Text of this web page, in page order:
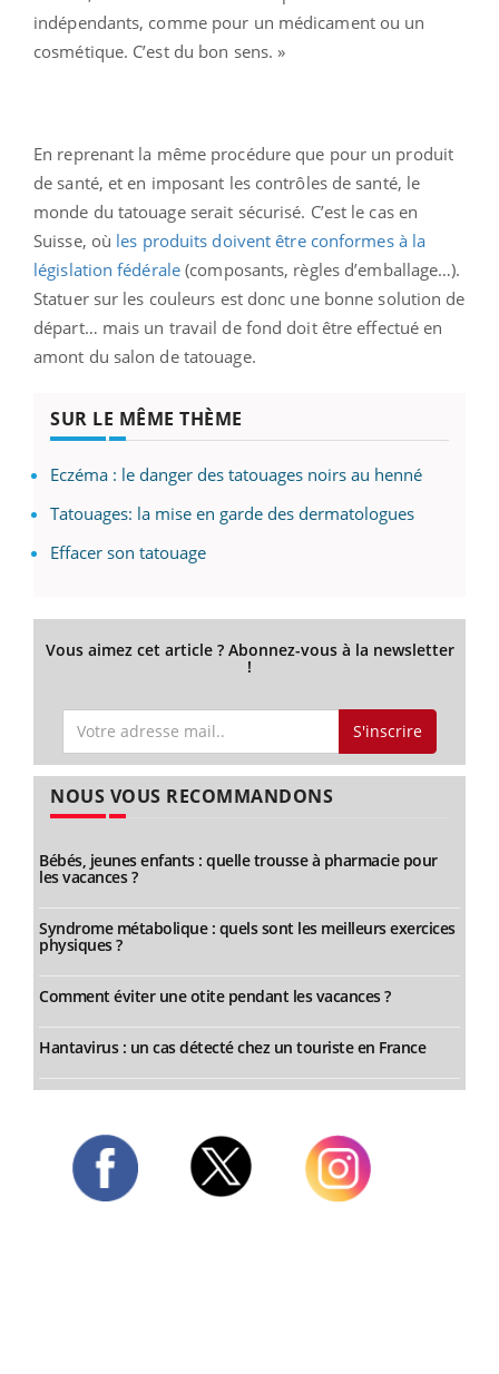
indépendants, comme pour un médicament ou un
cosmétique. C’est du bon sens. »
En reprenant la même procédure que pour un produit
de santé, et en imposant les contrôles de santé, le
monde du tatouage serait sécurisé. C’est le cas en
Suisse, où les produits doivent être conformes à la
législation fédérale (composants, règles d’emballage…).
Statuer sur les couleurs est donc une bonne solution de
départ… mais un travail de fond doit être effectué en
amont du salon de tatouage.
SUR LE MÊME THÈME
Eczéma : le danger des tatouages noirs au henné
Tatouages: la mise en garde des dermatologues
Effacer son tatouage
Vous aimez cet article ? Abonnez-vous à la newsletter
!
S'inscrire
NOUS VOUS RECOMMANDONS
Bébés, jeunes enfants : quelle trousse à pharmacie pour
les vacances ?
Syndrome métabolique : quels sont les meilleurs exercices
physiques ?
Comment éviter une otite pendant les vacances ?
Hantavirus : un cas détecté chez un touriste en France